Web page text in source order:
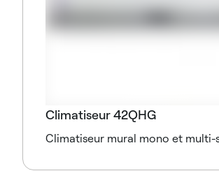
Climatiseur 42QHG
Climatiseur mural mono et multi-